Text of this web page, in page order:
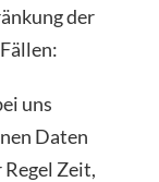
der
uns
Daten
Zeit,